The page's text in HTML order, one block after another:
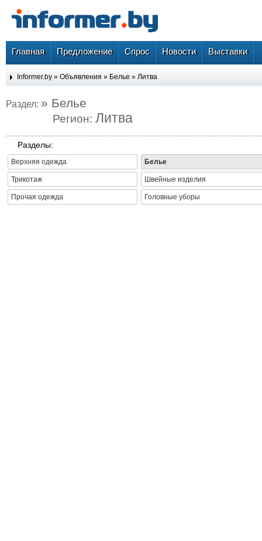
Главная Предложение Спрос Новости Выставки
Informer.by » Объявления » Белье » Литва
Раздел: » Белье
Регион: Литва
Разделы:
Верхняя одежда Белье
Трикотаж Швейные изделия
Прочая одежда Головные уборы